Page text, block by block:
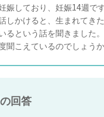
娠しており、妊娠14週で
しかけると、生まれてき
るという話を聞きました
聞こえているのでしょう
回答